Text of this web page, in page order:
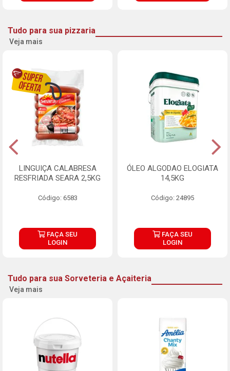
Tudo para sua pizzaria
Veja mais
LINGUIÇA CALABRESA
RESFRIADA SEARA 2,5KG
Código: 6583
FAÇA SEU
LOGIN
ÓLEO ALGODAO ELOGIATA
14,5KG
Código: 24895
FAÇA SEU
LOGIN
Tudo para sua Sorveteria e Açaiteria
Veja mais